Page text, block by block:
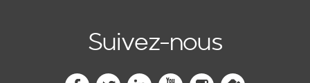
Suivez-nous